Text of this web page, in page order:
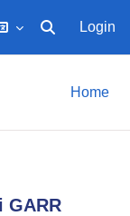
Attiva/
Login
Home
GARR